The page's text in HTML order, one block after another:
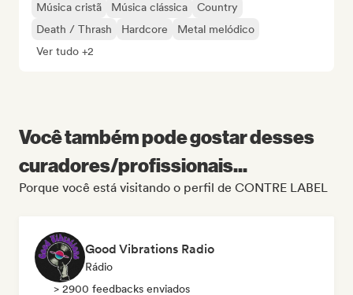
Música cristã Música clássica
Country
Death / Thrash
Hardcore
Metal melódico
Ver tudo +2
Você também pode gostar desses
curadores/profissionais...
Porque você está visitando o perfil de CONTRE LABEL
Good Vibrations Radio
Rádio
> 2900 feedbacks enviados